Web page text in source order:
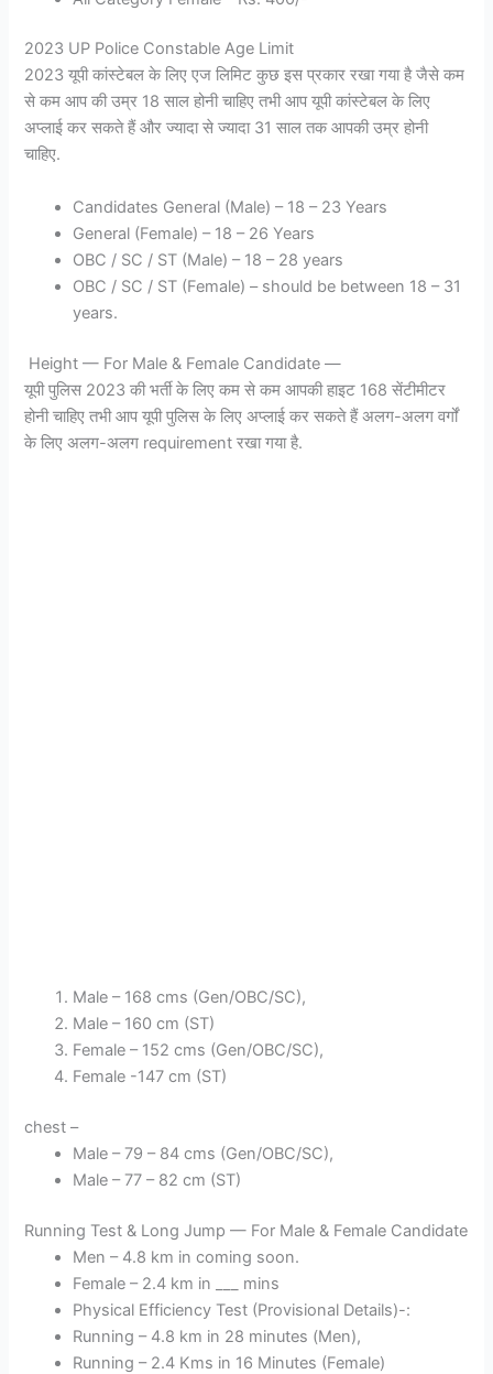
2023 UP Police Constable Age Limit
2023 यूपी कांस्टेबल के लिए एज लिमिट कुछ इस प्रकार रखा गया है जैसे कम
से कम आप की उम्र 18 साल होनी चाहिए तभी आप यूपी कांस्टेबल के लिए
अप्लाई कर सकते हैं और ज्यादा से ज्यादा 31 साल तक आपकी उम्र होनी
चाहिए.
Candidates General (Male) – 18 – 23 Years
General (Female) – 18 – 26 Years
OBC / SC / ST (Male) – 18 – 28 years
OBC / SC / ST (Female) – should be between 18 – 31
years.
Height — For Male & Female Candidate —
यूपी पुलिस 2023 की भर्ती के लिए कम से कम आपकी हाइट 168 सेंटीमीटर
होनी चाहिए तभी आप यूपी पुलिस के लिए अप्लाई कर सकते हैं अलग-अलग वर्गों
के लिए अलग-अलग requirement रखा गया है.
Male – 168 cms (Gen/OBC/SC),
Male – 160 cm (ST)
Female – 152 cms (Gen/OBC/SC),
Female -147 cm (ST)
chest –
Male – 79 – 84 cms (Gen/OBC/SC),
Male – 77 – 82 cm (ST)
Running Test & Long Jump — For Male & Female Candidate
Men – 4.8 km in coming soon.
Female – 2.4 km in ___ mins
Physical Efficiency Test (Provisional Details)-:
Running – 4.8 km in 28 minutes (Men),
Running – 2.4 Kms in 16 Minutes (Female)